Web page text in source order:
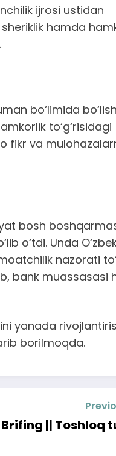
ijrosi ustidan
hamda
bo‘limida
to‘g‘risidagi
fikr va
bosh
o‘tdi. Unda
nazorati
bank muassasasi
yanada
borilmoqda.
Brifing || Toshloq